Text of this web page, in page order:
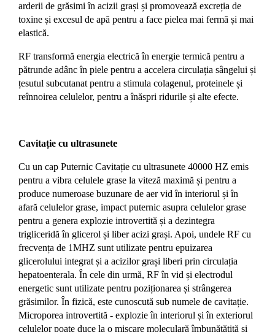
arderii de grăsimi în acizii grași și promovează excreția de
toxine și excesul de apă pentru a face pielea mai fermă și mai
elastică.
RF transformă energia electrică în energie termică pentru a
pătrunde adânc în piele pentru a accelera circulația sângelui și
țesutul subcutanat pentru a stimula colagenul, proteinele și
reînnoirea celulelor, pentru a înăspri ridurile și alte efecte.
Cavitație cu ultrasunete
Cu un cap Puternic Cavitație cu ultrasunete 40000 HZ emis
pentru a vibra celulele grase la viteză maximă și pentru a
produce numeroase buzunare de aer vid în interiorul și în
afară celulelor grase, impact puternic asupra celulelor grase
pentru a genera explozie introvertită și a dezintegra
trigliceridă în glicerol și liber acizi grași. Apoi, undele RF cu
frecvența de 1MHZ sunt utilizate pentru epuizarea
glicerolului integrat și a acizilor grași liberi prin circulația
hepatoenterala. În cele din urmă, RF în vid și electrodul
energetic sunt utilizate pentru poziționarea și strângerea
grăsimilor. În fizică, este cunoscută sub numele de cavitație.
Microporea introvertită - explozie în interiorul și în exteriorul
celulelor poate duce la o mișcare moleculară îmbunătățită și